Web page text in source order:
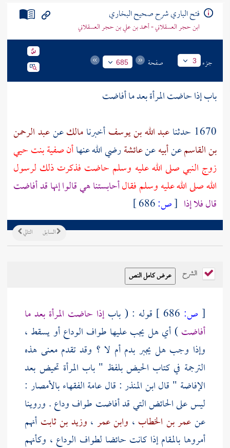
فتح الباري شرح صحيح البخاري
ابن حجر العسقلاني - أحمد بن علي بن حجر العسقلاني
جزء 3 صفحة 685
باب إذا حاضت المرأة بعد ما أفاضت
1670 حدثنا
عبد الله بن يوسفأخبرنامالكعنعبد الرحمن
بن القاسمعنأبيهعنعائشةرضي الله عنهاأنصفية بنت حيي
زوج النبي صلى الله عليه وسلم حاضت فذكرت ذلك لرسول
الله صلى الله عليه وسلم فقالأحابستنا هي قالوا إنها قد أفاضت
قال فلا إذا [ص:
التالي السابق
الشرح
[ ص: قوله : ( بابإذا حاضت المرأة بعد ما
أفاضت) أي هل يجب عليها طواف الوداع أو يسقط ،
وإذا وجب هل يجبر بدم أم لا ؟ وقد تقدم معنى هذه
الترجمة في كتاب الحيض بلفظ " باب المرأة تحيض بعد
الإفاضة " قالابن المنذر: قال عامة الفقهاء بالأمصار :
ليس على الحائض التي قد أفاضت طواف وداع . وروينا
عنعمر بن الخطاب ، وابن عمر ، وزيد بن ثابت أنهم
أمروها بالمقام إذا كانت حائضا لطواف الوداع ، وكأنهم